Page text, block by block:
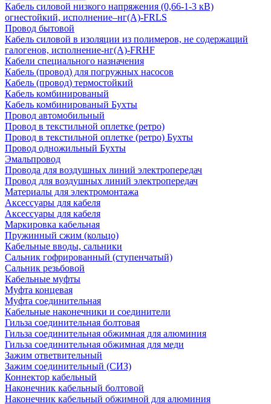
Кабель силовой низкого напряжения (0,66-1-3 кВ)
огнестойкий, исполнение–нг(А)-FRLS
Провод бытовой
Кабель силовой в изоляции из полимеров, не содержащий
галогенов, исполнение-нг(А)-FRHF
Кабели специального назначения
Кабель (провод) для погружных насосов
Кабель (провод) термостойкий
Кабель комбинированый
Кабель комбинированый Бухты
Провод автомобильный
Провод в текстильной оплетке (ретро)
Провод в текстильной оплетке (ретро) Бухты
Провод одножильный Бухты
Эмальпровод
Провода для воздушных линий электропередач
Провод для воздушных линий электропередач
Материалы для электромонтажа
Аксессуары для кабеля
Аксессуары для кабеля
Маркировка кабельная
Пружинный сжим (кольцо)
Кабельные вводы, сальники
Сальник гофрированный (ступенчатый)
Сальник резьбовой
Кабельные муфты
Муфта концевая
Муфта соединительная
Кабельные наконечники и соединители
Гильза соединительная болтовая
Гильза соединительная обжимная для алюминия
Гильза соединительная обжимная для меди
Зажим ответвительный
Зажим соединительный (СИЗ)
Коннектор кабельный
Наконечник кабельный болтовой
Наконечник кабельный обжимной для алюминия